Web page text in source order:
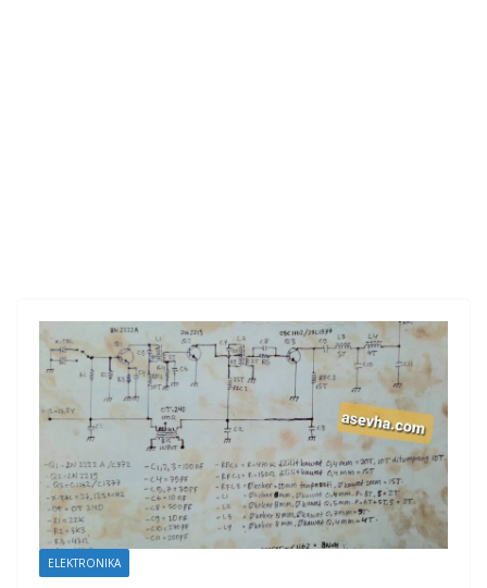
ELEKTRONIKA